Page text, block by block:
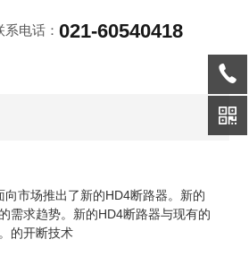
系电话：021-60540418
市场推出了新的HD4断路器。新的
需求趋势。新的HD4断路器与现有的
的开断技术